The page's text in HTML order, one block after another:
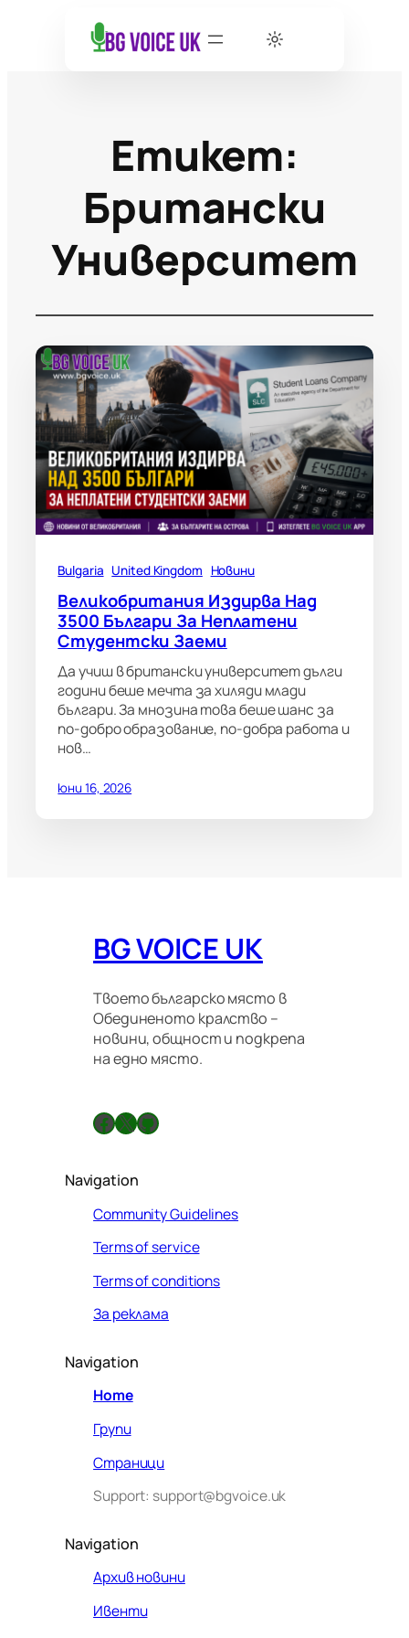
Етикет:
Британски
Университет
Bulgaria United Kingdom Новини
Великобритания Издирва Над
3500 Българи За Неплатени
Студентски Заеми
Да учиш в британски университет дълги
години беше мечта за хиляди млади
българи. За мнозина това беше шанс за
по-добро образование, по-добра работа и
нов…
юни 16, 2026
BG VOICE UK
Твоето българско място в
Обединеното кралство –
новини, общност и подкрепа
на едно място.
Facebook X GitHub
Navigation
Community Guidelines
Terms of service
Terms of conditions
За реклама
Navigation
Home
Групи
Страници
Support: support@bgvoice.uk
Navigation
Архив новини
Ивенти